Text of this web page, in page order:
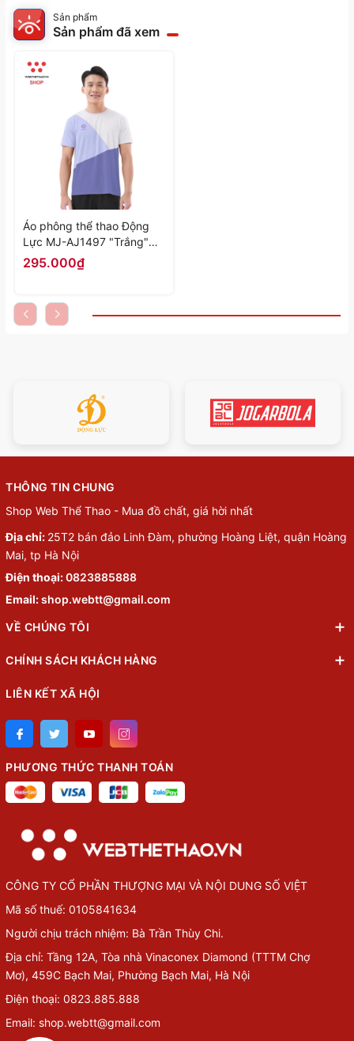
Sản phẩm
Sản phẩm đã xem
Áo phông thể thao Động
Lực MJ-AJ1497 "Trắng"
MJ-AJ1497-03 - Hàng
Chính Hãng
295.000₫
THÔNG TIN CHUNG
Shop Web Thể Thao - Mua đồ chất, giá hời nhất
Địa chỉ: 25T2 bán đảo Linh Đàm, phường Hoàng Liệt, quận Hoàng
Mai, tp Hà Nội
Điện thoại:0823885888
Email:shop.webtt@gmail.com
VỀ CHÚNG TÔI
CHÍNH SÁCH KHÁCH HÀNG
LIÊN KẾT XÃ HỘI
PHƯƠNG THỨC THANH TOÁN
CÔNG TY CỔ PHẦN THƯỢNG MẠI VÀ NỘI DUNG SỐ VIỆT
Mã số thuế: 0105841634
Người chịu trách nhiệm: Bà Trần Thùy Chi.
Địa chỉ: Tầng 12A, Tòa nhà Vinaconex Diamond (TTTM Chợ
Mơ), 459C Bạch Mai, Phường Bạch Mai, Hà Nội
Điện thoại: 0823.885.888
Email: shop.webtt@gmail.com